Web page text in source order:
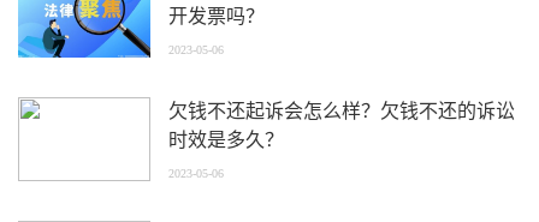
开发票吗？
2023-05-06
欠钱不还起诉会怎么样？欠钱不还的诉讼
时效是多久？
2023-05-06